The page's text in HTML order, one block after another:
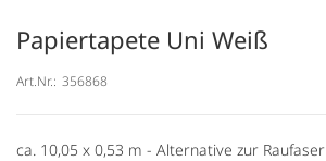
Papiertapete Uni Weiß
Art.Nr.: 356868
ca. 10,05 x 0,53 m - Alternative zur Raufaser